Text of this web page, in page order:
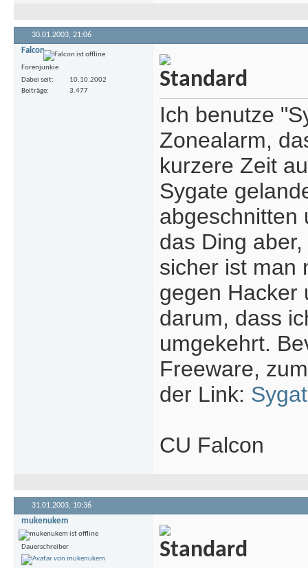
30.01.2003, 21:06
Falcon
Forenjunkie
Dabei seit
10.10.2002
Beiträge
3.477
Ich benutze
Zonealarm,
kurzere Zeit
Sygate
abgeschnitten
das Ding
sicher ist man
gegen Hacker
darum, dass
umgekehrt.
Freeware,
der Link:
CU Falcon
31.01.2003, 10:36
mukenukem
Dauerschreiber